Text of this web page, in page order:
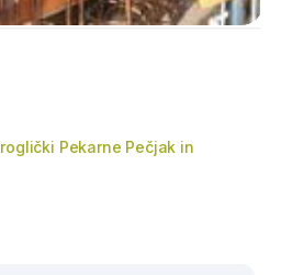
roglički Pekarne Pečjak in